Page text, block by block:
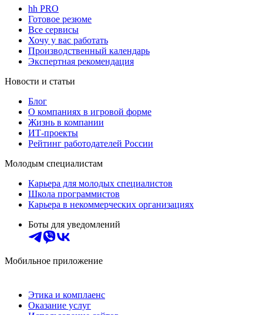
hh PRO
Готовое резюме
Все сервисы
Хочу у вас работать
Производственный календарь
Экспертная рекомендация
Новости и статьи
Блог
О компаниях в игровой форме
Жизнь в компании
ИТ-проекты
Рейтинг работодателей России
Молодым специалистам
Карьера для молодых специалистов
Школа программистов
Карьера в некоммерческих организациях
Боты для уведомлений
Мобильное приложение
Этика и комплаенс
Оказание услуг